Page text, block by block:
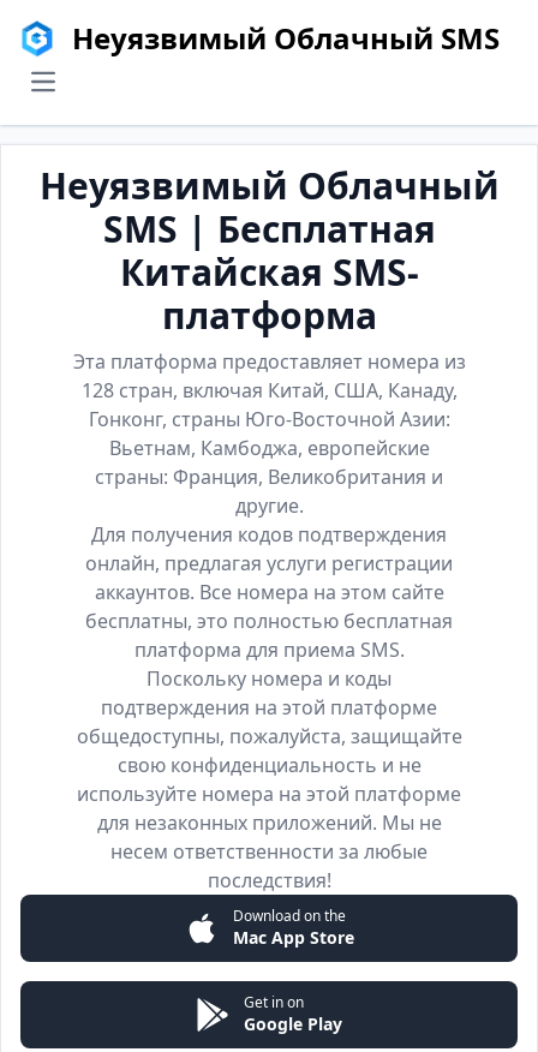
Неуязвимый Облачный SMS
menu
Неуязвимый Облачный
SMS | Бесплатная
Китайская SMS-
платформа
Эта платформа предоставляет номера из
128 стран, включая Китай, США, Канаду,
Гонконг, страны Юго-Восточной Азии:
Вьетнам, Камбоджа, европейские
страны: Франция, Великобритания и
другие.
Для получения кодов подтверждения
онлайн, предлагая услуги регистрации
аккаунтов. Все номера на этом сайте
бесплатны, это полностью бесплатная
платформа для приема SMS.
Поскольку номера и коды
подтверждения на этой платформе
общедоступны, пожалуйста, защищайте
свою конфиденциальность и не
используйте номера на этой платформе
для незаконных приложений. Мы не
несем ответственности за любые
последствия!
Download on the
Mac App Store
Get in on
Google Play